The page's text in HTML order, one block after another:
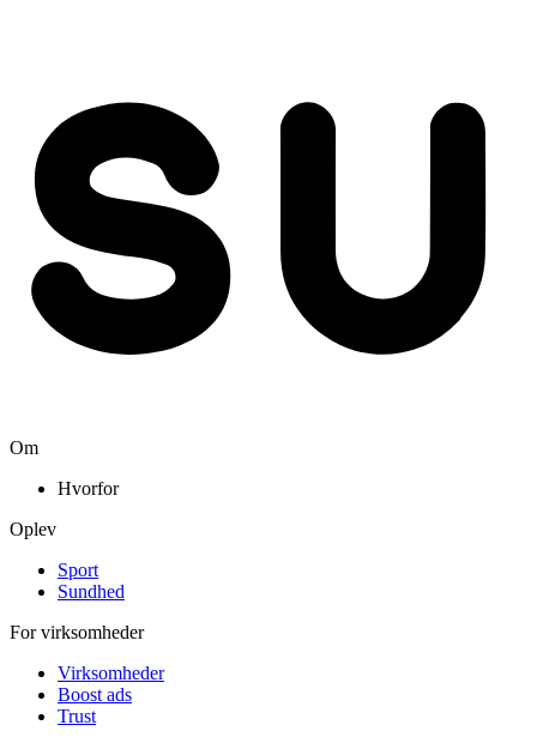
Om
Hvorfor
Oplev
Sport
Sundhed
For virksomheder
Virksomheder
Boost ads
Trust